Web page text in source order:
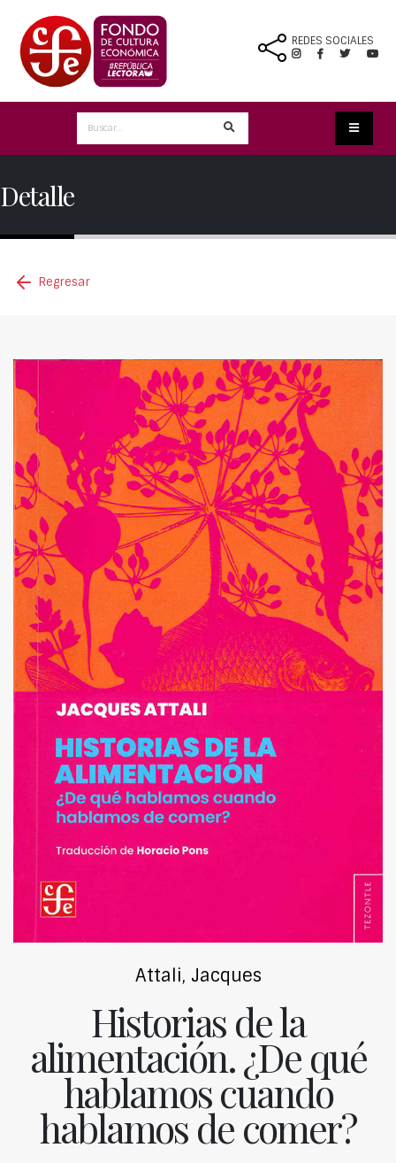
REDES SOCIALES
Detalle
Regresar
Attali, Jacques
Historias de la
alimentación. ¿De qué
hablamos cuando
hablamos de comer?